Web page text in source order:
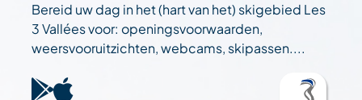
Bereid uw dag in het (hart van het) skigebied Les
3 Vallées voor: openingsvoorwaarden,
weersvooruitzichten, webcams, skipassen....